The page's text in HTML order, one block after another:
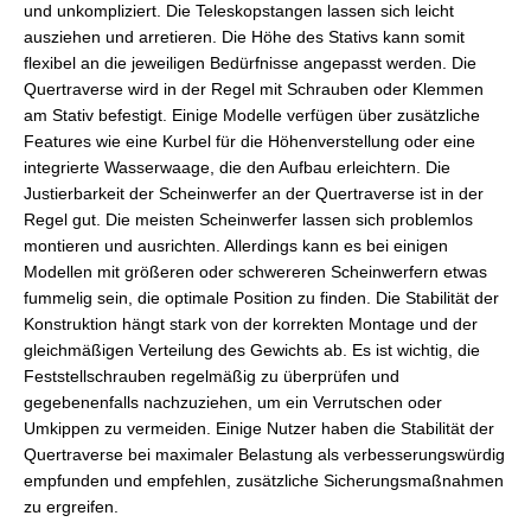
und unkompliziert. Die Teleskopstangen lassen sich leicht
ausziehen und arretieren. Die Höhe des Stativs kann somit
flexibel an die jeweiligen Bedürfnisse angepasst werden. Die
Quertraverse wird in der Regel mit Schrauben oder Klemmen
am Stativ befestigt. Einige Modelle verfügen über zusätzliche
Features wie eine Kurbel für die Höhenverstellung oder eine
integrierte Wasserwaage, die den Aufbau erleichtern. Die
Justierbarkeit der Scheinwerfer an der Quertraverse ist in der
Regel gut. Die meisten Scheinwerfer lassen sich problemlos
montieren und ausrichten. Allerdings kann es bei einigen
Modellen mit größeren oder schwereren Scheinwerfern etwas
fummelig sein, die optimale Position zu finden. Die Stabilität der
Konstruktion hängt stark von der korrekten Montage und der
gleichmäßigen Verteilung des Gewichts ab. Es ist wichtig, die
Feststellschrauben regelmäßig zu überprüfen und
gegebenenfalls nachzuziehen, um ein Verrutschen oder
Umkippen zu vermeiden. Einige Nutzer haben die Stabilität der
Quertraverse bei maximaler Belastung als verbesserungswürdig
empfunden und empfehlen, zusätzliche Sicherungsmaßnahmen
zu ergreifen.